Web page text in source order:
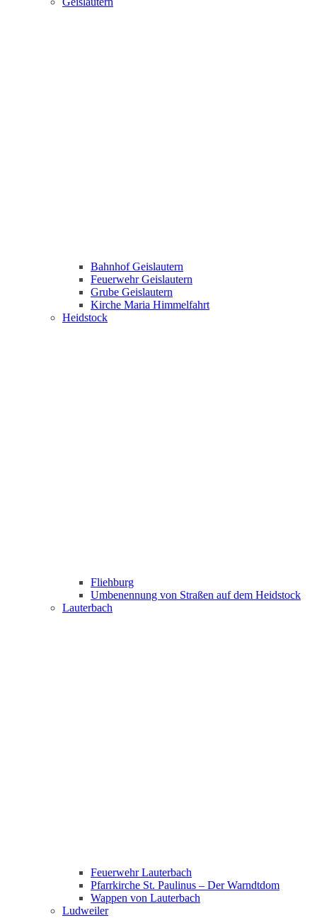
Bahnhof Geislautern
Feuerwehr Geislautern
Grube Geislautern
Kirche Maria Himmelfahrt
Heidstock
Fliehburg
Umbenennung von Straßen auf dem Heidstock
Lauterbach
Feuerwehr Lauterbach
Pfarrkirche St. Paulinus – Der Warndtdom
Wappen von Lauterbach
Ludweiler